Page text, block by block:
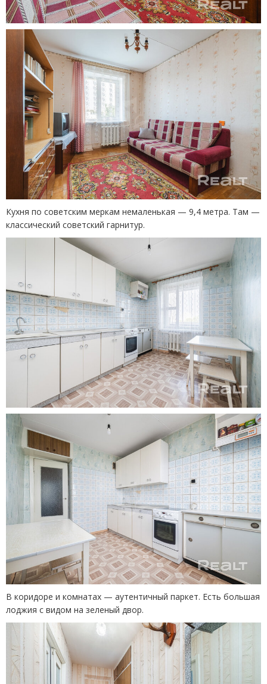
Кухня по советским меркам немаленькая — 9,4 метра. Там —
классический советский гарнитур.
В коридоре и комнатах — аутентичный паркет. Есть большая
лоджия с видом на зеленый двор.